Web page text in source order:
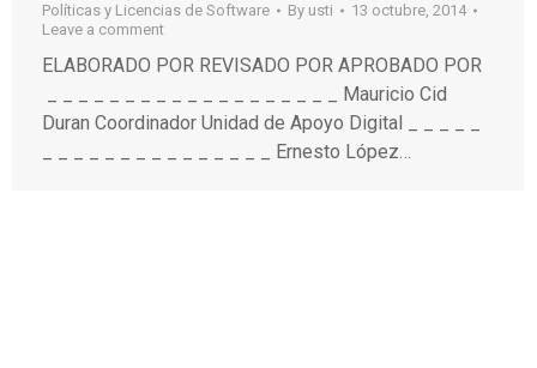
Políticas y Licencias de Software By usti
13 octubre, 2014
Leave a comment
ELABORADO POR REVISADO POR APROBADO POR
_ _ _ _ _ _ _ _ _ _ _ _ _ _ _ _ _ _ _ Mauricio Cid
Duran Coordinador Unidad de Apoyo Digital _ _ _ _ _
_ _ _ _ _ _ _ _ _ _ _ _ _ _ _ Ernesto López…